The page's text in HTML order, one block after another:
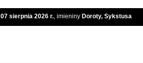
07 sierpnia 2026 r., imieniny Doroty, Sykstusa